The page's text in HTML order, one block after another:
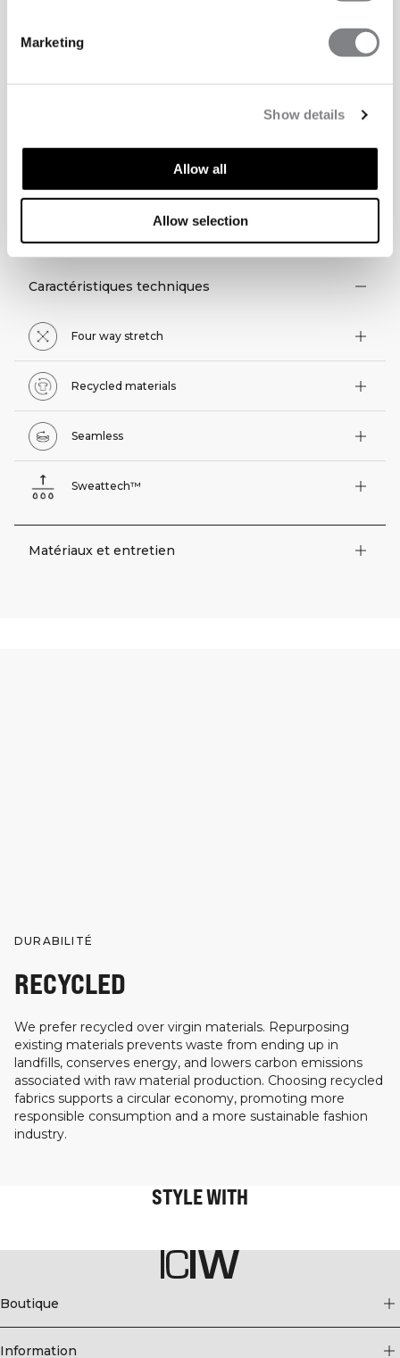
Marketing
Show details
Allow all
Allow selection
ASPECTS TECHNIQUES
Caractéristiques techniques
Four way stretch
Recycled materials
Seamless
Sweattech™
Matériaux et entretien
DURABILITÉ
RECYCLED
We prefer recycled over virgin materials. Repurposing
existing materials prevents waste from ending up in
landfills, conserves energy, and lowers carbon emissions
associated with raw material production. Choosing recycled
fabrics supports a circular economy, promoting more
responsible consumption and a more sustainable fashion
industry.
STYLE WITH
Boutique
Information